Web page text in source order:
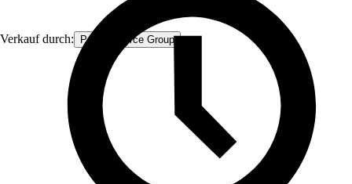
Verkauf durch: Procommerce Group